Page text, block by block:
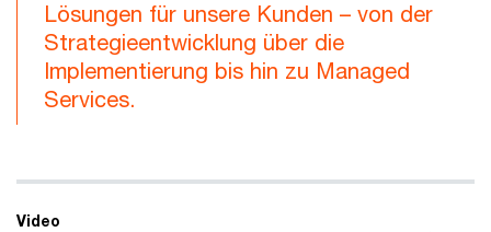
Lösungen für unsere Kunden – von der
Strategieentwicklung über die
Implementierung bis hin zu Managed
Services.
Video